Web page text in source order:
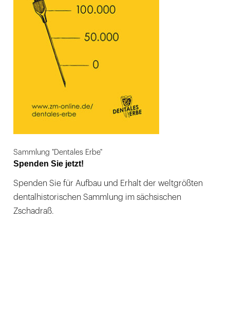
Sammlung "Dentales Erbe"
Spenden Sie jetzt!
Spenden Sie für Aufbau und Erhalt der weltgrößten
dentalhistorischen Sammlung im sächsischen
Zschadraß.